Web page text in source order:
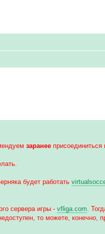
заранее
будет работать
сервера игры -vfliga.com .
то можете, конечно,